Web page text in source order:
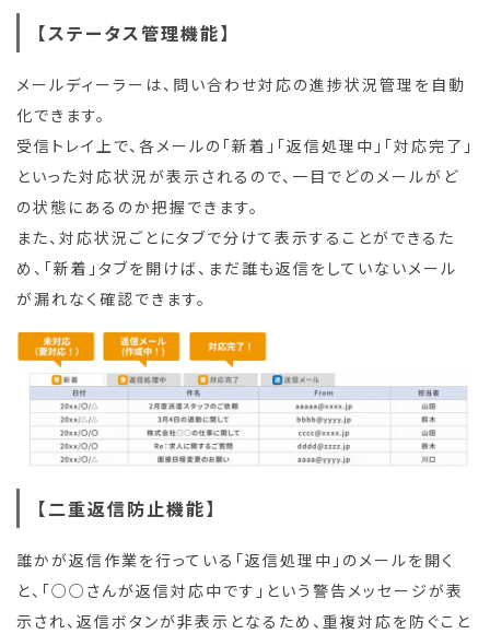
【ステータス管理機能】
メールディーラーは、問い合わせ対応の進捗状況管理を自動
化できます。
受信トレイ上で、各メールの「新着」「返信処理中」「対応完了」
といった対応状況が表示されるので、一目でどのメールがど
の状態にあるのか把握できます。
また、対応状況ごとにタブで分けて表示することができるた
め、「新着」タブを開けば、まだ誰も返信をしていないメール
が漏れなく確認できます。
【二重返信防止機能】
誰かが返信作業を行っている「返信処理中」のメールを開く
と、「○○さんが返信対応中です」という警告メッセージが表
示され、返信ボタンが非表示となるため、重複対応を防ぐこと